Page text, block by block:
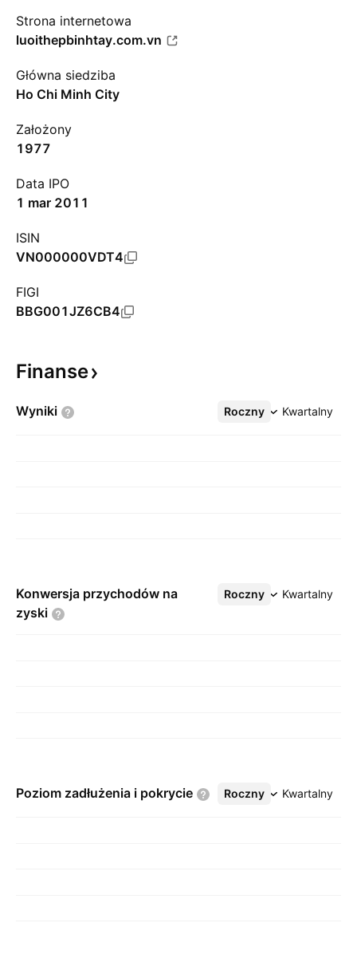
Strona internetowa
luoithepbinhtay.com.vn
Główna siedziba
Ho Chi Minh City
Założony
1977
Data IPO
1 mar 2011
ISIN
VN000000VDT4
FIGI
BBG001JZ6CB4
Finanse
Wyniki Roczny Kwartalny
Więcej
Konwersja przychodów na
zyski
Roczny Kwartalny
Więcej
Poziom zadłużenia i pokrycie Roczny Kwartalny
Więcej